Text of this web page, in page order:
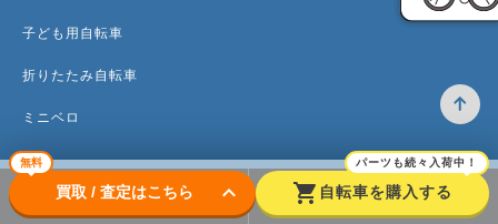
無料
買取 / 査定はこちら keyboard_arrow_down shopping_cart
パーツも続々入荷中！
自転車を購入する
子ども用自転車
折りたたみ自転車
ミニベロ
トップ 高価買取のワケ